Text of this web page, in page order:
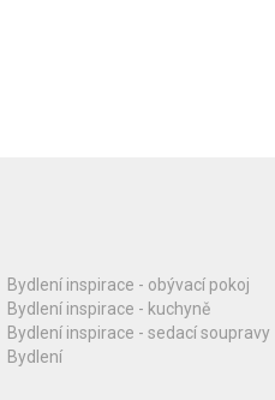
Bydlení inspirace - obývací pokoj
Bydlení inspirace - kuchyně
Bydlení inspirace - sedací soupravy
Bydlení